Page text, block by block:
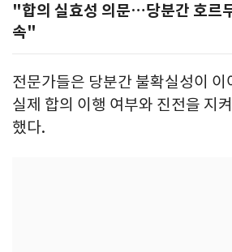
"합의 실효성 의문…당분간 호르
속"
전문가들은 당분간 불확실성이
실제 합의 이행 여부와 진전을 지
했다.